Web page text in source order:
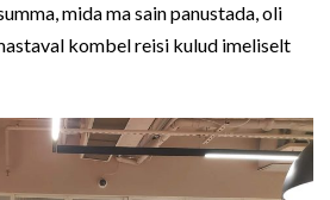
mida ma sain panustada, oli
kombel reisi kulud imeliselt